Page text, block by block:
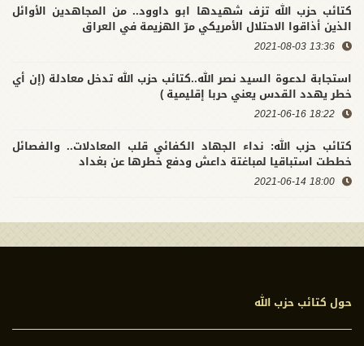
كتائب حزب الله تزف شهيدها ابو داوود.. من المجاهدين الأوائل
الذين أذاقوا الاحتلال الأمريكي مرّ الهزيمة في العراق
13:36 2021-08-03
استجابة لدعوة السيد نصر الله..كتائب حزب الله تدخل معادلة (إن أي
خطر يهدد القدس يعني حربا إقليمية )
18:22 2021-06-16
كتائب حزب الله: نداء الجهاد الكفائي قلب المعادلات.. والفصائل
خططت استباقيا لمباغتة داعش ودفع خطرها عن بغداد
18:00 2021-06-14
حول كتائب حزب الله